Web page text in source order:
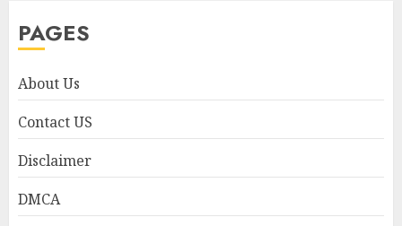
PAGES
About Us
Contact US
Disclaimer
DMCA